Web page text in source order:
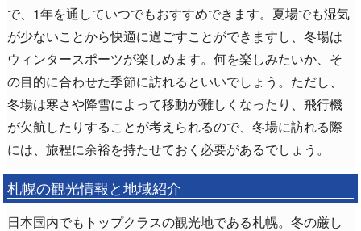
で、1年を通していつでもおすすめできます。夏場でも湿気
が少ないことから快適に過ごすことができますし、冬場は
ウィンタースポーツが楽しめます。何を楽しみたいか、そ
の目的に合わせた季節に訪れるといいでしょう。ただし、
冬場は寒さや降雪によって移動が難しくなったり、飛行機
が欠航したりすることが考えられるので、冬場に訪れる際
には、旅程に余裕を持たせておく必要があるでしょう。
札幌の観光情報と地域紹介
日本国内でもトップクラスの観光地である札幌。冬の厳し